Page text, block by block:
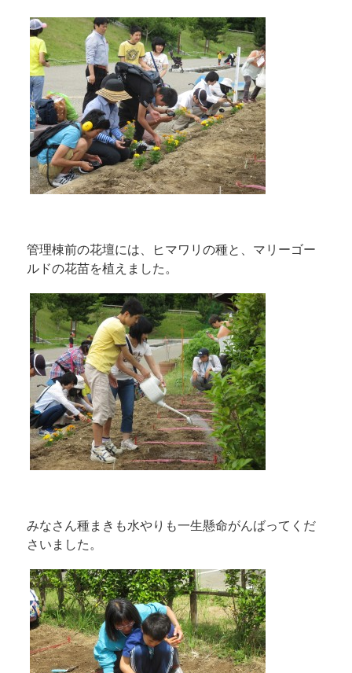
管理棟前の花壇には、ヒマワリの種と、マリーゴー
ルドの花苗を植えました。
みなさん種まきも水やりも一生懸命がんばってくだ
さいました。